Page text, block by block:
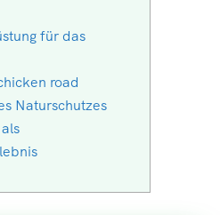
für das
road
Naturschutzes